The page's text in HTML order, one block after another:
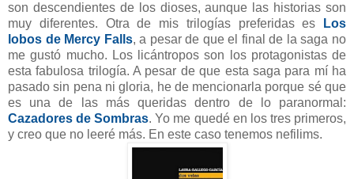
son descendientes de los dioses, aunque las historias son
muy diferentes. Otra de mis trilogías preferidas es
Los
lobos de Mercy Falls, a pesar de que el final de la saga no
me gustó mucho. Los licántropos son los protagonistas de
esta fabulosa trilogía. A pesar de que esta saga para mí ha
pasado sin pena ni gloria, he de mencionarla porque sé que
es una de las más queridas dentro de lo paranormal:
Cazadores de Sombras. Yo me quedé en los tres primeros,
y creo que no leeré más. En este caso tenemos nefilims.